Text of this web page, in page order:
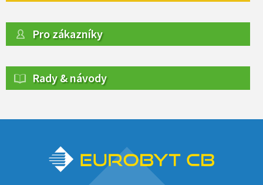
Pro zákazníky
Rady & návody